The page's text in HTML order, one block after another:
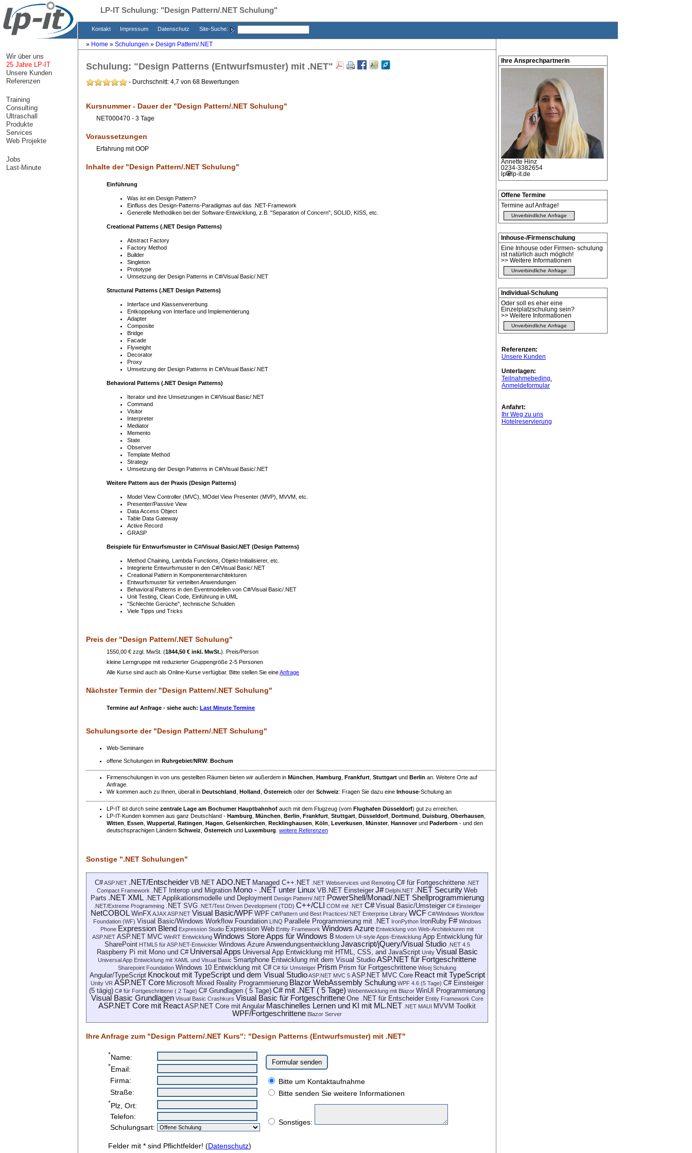
LP-IT Schulung: "Design Pattern/.NET Schulung"
Kontakt Impressum Datenschutz Site-Suche:
» Home » Schulungen » Design Pattern/.NET
Schulung: "Design Patterns (Entwurfsmuster) mit .NET"
- Durchschnitt: 4,7 von 68 Bewertungen
Kursnummer - Dauer der "Design Pattern/.NET Schulung"
NET000470 - 3 Tage
Voraussetzungen
Erfahrung mit OOP
Inhalte der "Design Pattern/.NET Schulung"
Einführung
Was ist ein Design Pattern?
Einfluss des Design-Patterns-Paradigmas auf das .NET-Framework
Generelle Methodiken bei der Software-Entwicklung, z.B. "Separation of Concern", SOLID, KISS, etc.
Creational Patterns (.NET Design Patterns)
Abstract Factory
Factory Method
Builder
Singleton
Prototype
Umsetzung der Design Patterns in C#/Visual Basic/.NET
Structural Patterns (.NET Design Patterns)
Interface und Klassenvererbung
Entkoppelung von Interface und Implementierung
Adapter
Composite
Bridge
Facade
Flyweight
Decorator
Proxy
Umsetzung der Design Patterns in C#/Visual Basic/.NET
Behavioral Patterns (.NET Design Patterns)
Iterator und ihre Umsetzungen in C#/Visual Basic/.NET
Command
Visitor
Interpreter
Mediator
Memento
State
Observer
Template Method
Strategy
Umsetzung der Design Patterns in C#/Visual Basic/.NET
Weitere Pattern aus der Praxis (Design Patterns)
Model View Controller (MVC), MOdel View Presenter (MVP), MVVM, etc.
Presenter/Passive View
Data Access Object
Table Data Gateway
Active Record
GRASP
Beispiele für Entwurfsmuster in C#/Visual Basic/.NET (Design Patterns)
Method Chaining, Lambda Functions, Objekt-Initialisierer, etc.
Integrierte Entwurfsmuster in den C#/Visual Basic/.NET
Creational Pattern in Komponentenarchitekturen
Entwurfsmuster für verteilten Anwendungen
Behavioral Patterns in den Eventmodellen von C#/Visual Basic/.NET
Unit Testing, Clean Code, Einführung in UML
"Schlechte Gerüche", technische Schulden
Viele Tipps und Tricks
Preis der "Design Pattern/.NET Schulung"
1550,00 € zzgl. MwSt. (1844,50 € inkl. MwSt.). Preis/Person
kleine Lerngruppe mit reduzierter Gruppengröße 2-5 Personen
Alle Kurse sind auch als Online-Kurse verfügbar. Bitte stellen Sie eineAnfrage
Nächster Termin der "Design Pattern/.NET Schulung"
Termine auf Anfrage - siehe auch: Last Minute Termine
Schulungsorte der "Design Pattern/.NET Schulung"
Web-Seminare
offene Schulungen im Ruhrgebiet/NRW: Bochum
Firmenschulungen in von uns gestellten Räumen bieten wir außerdem in München Hamburg Frankfurt Stuttgart und Berlin an. Weitere Orte auf
Anfrage.
Wir kommen auch zu Ihnen, überall in Deutschland Holland Österreich oder der Schweiz: Fragen Sie dazu eine Inhouse-Schulung an
LP-IT ist durch seine zentrale Lage am Bochumer Hauptbahnhof auch mit dem Flugzeug (vom Flughafen Düsseldorf) gut zu erreichen.
LP-IT-Kunden kommen aus ganz Deutschland - Hamburg München Berlin Frankfurt Stuttgart Düsseldorf Dortmund Duisburg Oberhausen
Witten Essen Wuppertal Ratingen Hagen Gelsenkirchen Recklinghausen Köln Leverkusen Münster, Hannoverund Paderborn - und den
deutschsprachigen Ländern Schweiz Österreich und Luxemburg weitere Referenzen
Sonstige ".NET Schulungen"
C#ASP.NET .NET/Entscheider VB.NET ADO.NET Managed C++.NET .NET Webservices und Remoting C# für Fortgeschrittene .NET
Compact Framework
.NET Interop und Migration Mono - .NET unter Linux VB.NET Einsteiger J# Delphi.NET .NET Security Web
Parts .NET XML .NET Applikationsmodelle und Deployment Design Pattern/.NET PowerShell/Monad/.NET Shellprogrammierung
.NET/Extreme Programming .NET SVG .NET/Test Driven Development (TDD) C++/CLI COM mit .NET C# Visual Basic/Umsteiger C# Einsteiger
NetCOBOL WinFX AJAX ASP.NET Visual Basic/WPF WPF C#/Pattern und Best Practices/.NET Enterprise Library WCF C#/Windows Workflow
Foundation (WF) Visual Basic/Windows Workflow Foundation LINQ Parallele Programmierung mit .NET IronPython IronRuby F# Windows
Phone Expression Blend Expression Studio Expression Web Entity Framework Windows Azure Entwicklung von Web-Architekturen mit
ASP.NET ASP.NET MVC WinRT Entwicklung Windows Store Apps für Windows 8 Modern UI-style Apps-Entwicklung App Entwicklung für
SharePoint HTML5 für ASP.NET-Entwickler Windows Azure Anwendungsentwicklung Javascript/jQuery/Visual Studio .NET 4.5
Raspberry Pi mit Mono und C# Universal Apps Universal App Entwicklung mit HTML, CSS, and JavaScript Unity Visual Basic
Universal App Entwicklung mit XAML und Visual Basic Smartphone Entwicklung mit dem Visual Studio ASP.NET für Fortgeschrittene
Sharepoint Foundation Windows 10 Entwicklung mit C# C# für Umsteiger Prism Prism für Fortgeschrittene Wisej Schulung
Angular/TypeScript Knockout mit TypeScript und dem Visual Studio ASP.NET MVC 5 ASP.NET MVC Core React mit TypeScript
Unity VR ASP.NET Core Microsoft Mixed Reality Programmierung Blazor WebAssembly Schulung WPF 4.6 (5 Tage) C# Einsteiger
(5 tägig) C# für Fortgeschrittene ( 2 Tage) C# Grundlagen ( 5 Tage) C# mit .NET ( 5 Tage) Webentwicklung mit Blazor WinUI Programmierung
Visual Basic Grundlagen Visual Basic Crashkurs Visual Basic für Fortgeschrittene One .NET für Entscheider Entity Framework Core
ASP.NET Core mit React ASP.NET Core mit Angular Maschinelles Lernen und KI mit ML.NET .NET MAUI MVVM Toolkit
WPF/Fortgeschrittene Blazor Server
Ihre Anfrage zum "Design Pattern/.NET Kurs": "Design Patterns (Entwurfsmuster) mit .NET"
*Name:
*Email:
Firma:
Bitte um Kontaktaufnahme
Straße:
Bitte senden Sie weitere Informationen
*Plz, Ort:
Sonstiges:
Telefon:
Schulungsart:
Felder mit * sind Pflichtfelder! (Datenschutz)
Ihre Ansprechpartnerin
Annette Hinz
0234-3382654
lp
lp-it.de
Offene Termine
Termine auf Anfrage!
Unverbindliche Anfrage
Inhouse-/Firmenschulung
Eine Inhouse oder Firmen- schulung
ist natürlich auch möglich!
>> Weitere Informationen
Unverbindliche Anfrage
Individual-Schulung
Oder soll es eher eine
Einzelplatzschulung sein?
>> Weitere Informationen
Unverbindliche Anfrage
Referenzen:
Unsere Kunden
Unterlagen:
Teilnahmebeding.
Anmeldeformular
Anfahrt:
Ihr Weg zu uns
Hotelreservierung
Wir über uns
25 Jahre LP-IT
Unsere Kunden
Referenzen
Training
Consulting
Ultraschall
Produkte
Services
Web Projekte
Jobs
Last-Minute